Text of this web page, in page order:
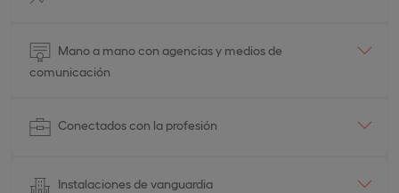
Mano a mano con agencias y medios de
comunicación
Conectados con la profesión
Instalaciones de vanguardia